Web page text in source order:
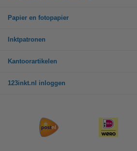
Papier en fotopapier
Inktpatronen
Kantoorartikelen
123inkt.nl inloggen